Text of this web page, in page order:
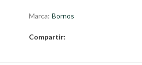
Marca: Bornos
Compartir: